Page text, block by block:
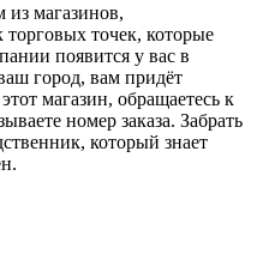
из магазинов,
точек, которые
появится у вас в
город, вам придёт
магазин, обращаетесь к
номер заказа. Забрать
который знает